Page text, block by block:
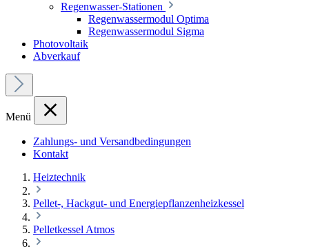
Regenwasser-Stationen
Regenwassermodul Optima
Regenwassermodul Sigma
Photovoltaik
Abverkauf
Menü
Zahlungs- und Versandbedingungen
Kontakt
Heiztechnik
Pellet-, Hackgut- und Energiepflanzenheizkessel
Pelletkessel Atmos